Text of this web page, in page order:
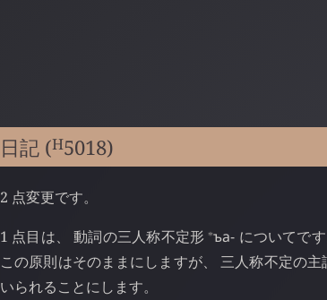
日記 (H5018)
2 点変更です。
1 点目は、 動詞の三人称不定形⁎ъа- についてで
この原則はそのままにしますが、 三人称不定の
いられることにします。